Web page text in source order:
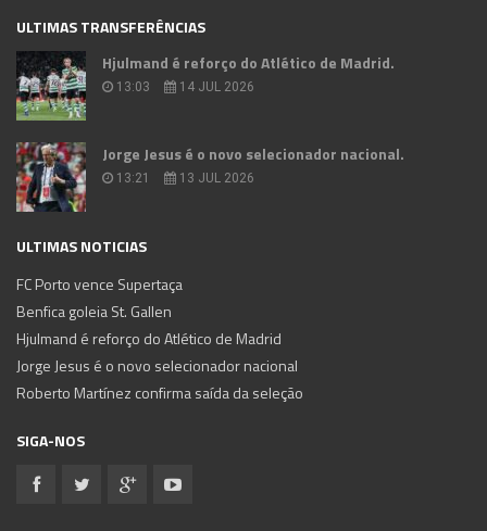
ULTIMAS TRANSFERÊNCIAS
Hjulmand é reforço do Atlético de Madrid.
13:03 14 JUL 2026
Jorge Jesus é o novo selecionador nacional.
13:21 13 JUL 2026
ULTIMAS NOTICIAS
FC Porto vence Supertaça
Benfica goleia St. Gallen
Hjulmand é reforço do Atlético de Madrid
Jorge Jesus é o novo selecionador nacional
Roberto Martínez confirma saída da seleção
SIGA-NOS